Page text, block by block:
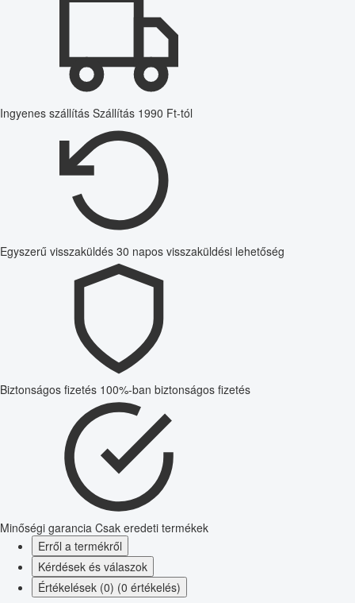
Ingyenes szállítás Szállítás 1990 Ft-tól
Egyszerű visszaküldés 30 napos visszaküldési lehetőség
Biztonságos fizetés 100%-ban biztonságos fizetés
Minőségi garancia Csak eredeti termékek
Erről a termékről
Kérdések és válaszok
Értékelések (0) (0 értékelés)